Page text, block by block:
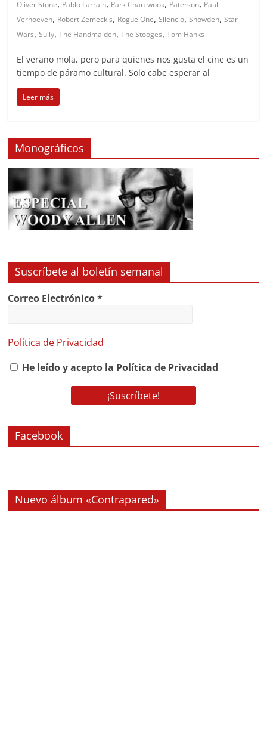
Oliver Stone, Pablo Larraín, Park Chan-wook, Paterson, Paul
Verhoeven, Robert Zemeckis, Rogue One,Silencio,Snowden,Star
Wars,Sully,The Handmaiden,The Stooges,Tom Hanks
El verano mola, pero para quienes nos gusta el cine es un
tiempo de páramo cultural. Solo cabe esperar al
Leer más
Monográficos
Suscríbete al boletín semanal
Correo Electrónico*
Política de Privacidad
He leído y acepto la Política de Privacidad
Facebook
Nuevo álbum «Contrapared»